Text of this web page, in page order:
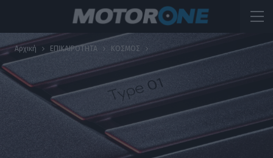
Αρχική ΕΠΙΚΑΙΡΟΤΗΤΑ ΚΟΣΜΟΣ